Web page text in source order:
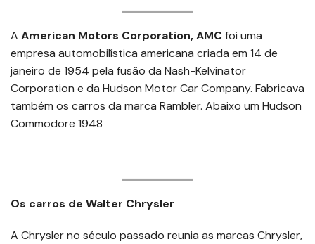
A American Motors Corporation, AMCfoi uma
empresa automobilística americana criada em 14 de
janeiro de 1954 pela fusão da Nash-Kelvinator
Corporation e da Hudson Motor Car Company. Fabricava
também os carros da marca Rambler. Abaixo um Hudson
Commodore 1948
Os carros de Walter Chrysler
A Chrysler no século passado reunia as marcas Chrysler,